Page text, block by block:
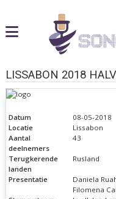
LISSABON 2018
Datum
08-05-2018
Locatie
Lissabon
Aantal
deelnemers
43
Terugkerende
landen
Rusland
Presentatie
Daniela
Filomena